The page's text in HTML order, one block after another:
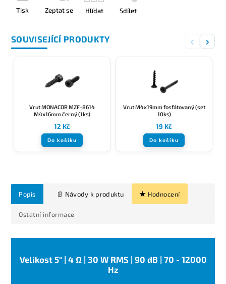
Tisk Zeptat se Hlídat Sdílet
SOUVISEJÍCÍ PRODUKTY ‹ ›
Vrut MONACOR MZF-8614
M4x16mm černý (1ks)
12 Kč
Do košíku
Vrut M4x19mm fosfátovaný (set
10ks)
19 Kč
Do košíku
Popis Hodnocení
Ostatní informace
Velikost 5" | 4 Ω | 30 W RMS | 90 dB | 70 - 12000
Hz